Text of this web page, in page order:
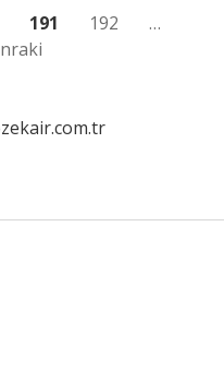
191 192
…